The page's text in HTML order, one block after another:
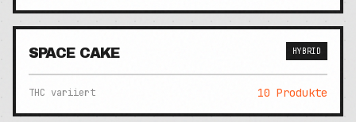
SPACE CAKE HYBRID
THC variiert 10 Produkte